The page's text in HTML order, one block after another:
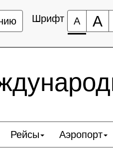
Шрифт А А
Рейсы Аэропорт